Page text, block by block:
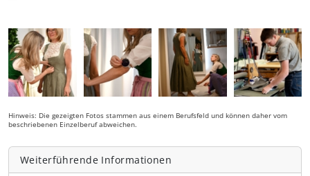
Hinweis: Die gezeigten Fotos stammen aus einem Berufsfeld und können daher vom
beschriebenen Einzelberuf abweichen.
Weiterführende Informationen